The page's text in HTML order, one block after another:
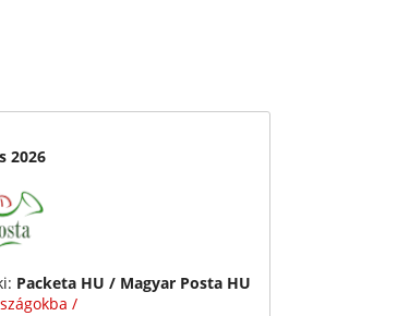
2026
Packeta HU / Magyar Posta HU
/